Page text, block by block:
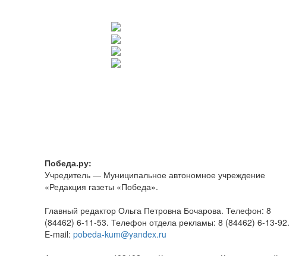
Победа.ру:
Учредитель — Муниципальное автономное учреждение
«Редакция газеты «Победа».
Главный редактор Ольга Петровна Бочарова. Телефон: 8
(84462) 6-11-53. Телефон отдела рекламы: 8 (84462) 6-13-92.
E-mail: pobeda-kum@yandex.ru